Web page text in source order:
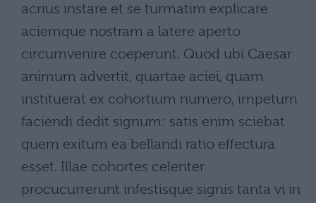
acrius instare et se turmatim explicare
aciemque nostram a latere aperto
circumvenire coeperunt. Quod ubi Caesar
animum advertit, quartae aciei, quam
instituerat ex cohortium numero, impetum
faciendi dedit signum: satis enim sciebat
quem exitum ea bellandi ratio effectura
esset. Illae cohortes celeriter
procucurrerunt infestisque signis tanta vi in